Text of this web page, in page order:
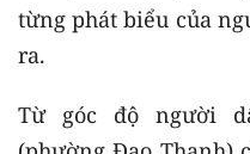
từng phát biểu của
ra.
Từ góc độ người